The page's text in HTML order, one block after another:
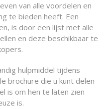
van alle voordelen en
te bieden heeft. Een
is door een lijst met alle
en deze beschikbaar te
hulpmiddel tijdens
brochure die u kunt delen
is om hen te laten zien
is.